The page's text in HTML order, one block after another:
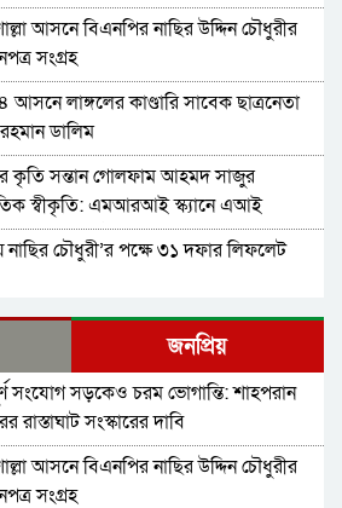
আসনে বিএনপির নাছির উদ্দিন চৌধুরীর
সংগ্রহ
আসনে লাঙ্গলের কাণ্ডারি সাবেক ছাত্রনেতা
ডালিম
কৃতি সন্তান গোলফাম আহমদ সাজুর
স্বীকৃতি: এমআরআই স্ক্যানে এআই
অর্জন
নাছির চৌধুরী’র পক্ষে ৩১ দফার লিফলেট
বিএনপির ‘রাষ্ট্র কাঠামো মেরামত’ ৩১
বিতরণ ও গণসংযোগ
আইনের তোয়াক্কা নেই! খাসজমি দখল করে
ভবন বানাচ্ছেন সোনাসার বাজার কমিটির নেতা
আলাই
সিলেটের ৭টি এলাকায় দীর্ঘ ৯ ঘণ্টা বিদ্যুৎ
জনপ্রিয়
সংযোগ সড়কেও চরম ভোগান্তি: শাহপরান
রাস্তাঘাট সংস্কারের দাবি
আসনে বিএনপির নাছির উদ্দিন চৌধুরীর
সংগ্রহ